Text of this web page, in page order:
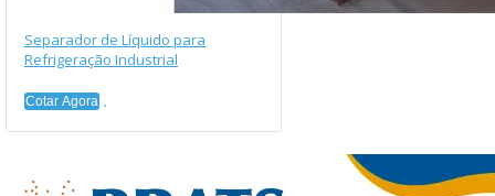
Separador de Líquido para
Refrigeração Industrial
Cotar Agora